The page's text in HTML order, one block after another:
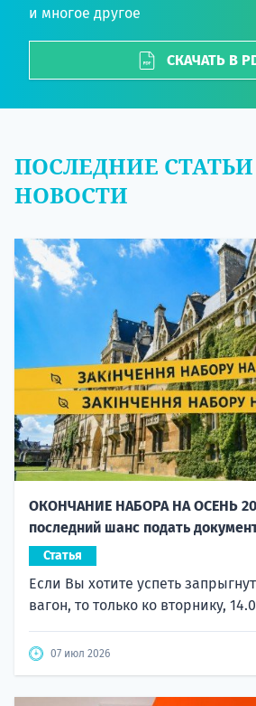
и многое другое
СКАЧАТЬ В
ПОСЛЕДНИЕ
НОВОСТИ
ОКОНЧАНИЕ НАБОРА НА ОСЕНЬ
последний шанс подать
Статья
Если Вы хотите успеть
вагон, то только ко вторнику,
07 июл 2026